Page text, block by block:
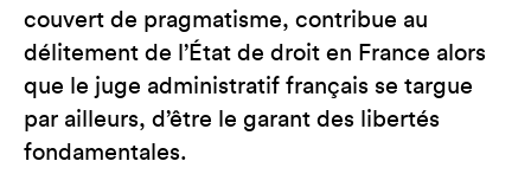
couvert de pragmatisme, contribue au
délitement de l’État de droit en France alors
que le juge administratif français se targue
par ailleurs, d’être le garant des libertés
fondamentales.